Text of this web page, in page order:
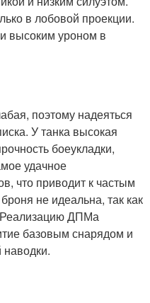
в лобовой проекции.
высоким уроном в
поэтому надеяться
У танка высокая
боеукладки,
удачное
что приводит к частым
не идеальна, так как
Реализацию ДПМа
базовым снарядом и